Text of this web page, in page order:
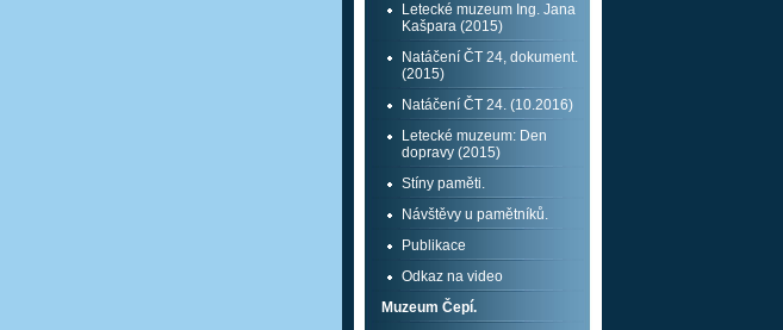
Letecké muzeum Ing. Jana
Kašpara (2015)
Natáčení ČT 24, dokument.
(2015)
Natáčení ČT 24. (10.2016)
Letecké muzeum: Den
dopravy (2015)
Stíny paměti.
Návštěvy u pamětníků.
Publikace
Odkaz na video
Muzeum Čepí.